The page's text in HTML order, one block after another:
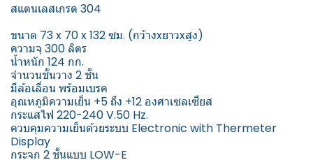
สแตนเลสเกรด 304
ขนาด 73 x 70 x 132 ซม. (กว้างxยาวxสูง)
ความจุ 300 ลิตร
น้ำหนัก 124 กก.
จำนวนชั้นวาง 2 ชั้น
มีล้อเลื่อน พร้อมเบรค
อุณหภูมิความเย็น +5 ถึง +12 องศาเซลเซียส
กระแสไฟ 220-240 V.50 Hz.
ควบคุมความเย็นด้วยระบบ Electronic with Thermeter
Display
กระจก 2 ชั้นแบบ LOW-E